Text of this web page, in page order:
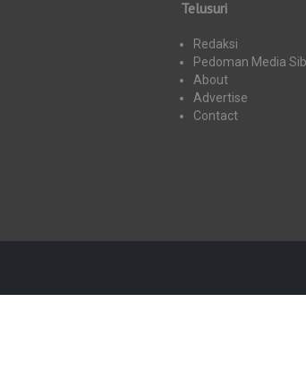
Telusuri
Redaksi
Pedoman Media
About
Advertise
Contact